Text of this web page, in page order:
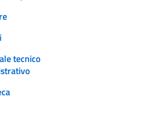
tecnico